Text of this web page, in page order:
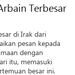
Terbesar
di Irak dari
pesan kepada
dengan
itu, memasuki
besar ini.